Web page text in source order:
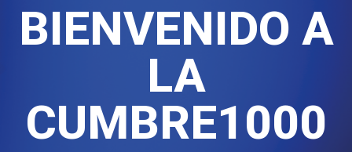
BIENVENIDO A
LA
CUMBRE1000